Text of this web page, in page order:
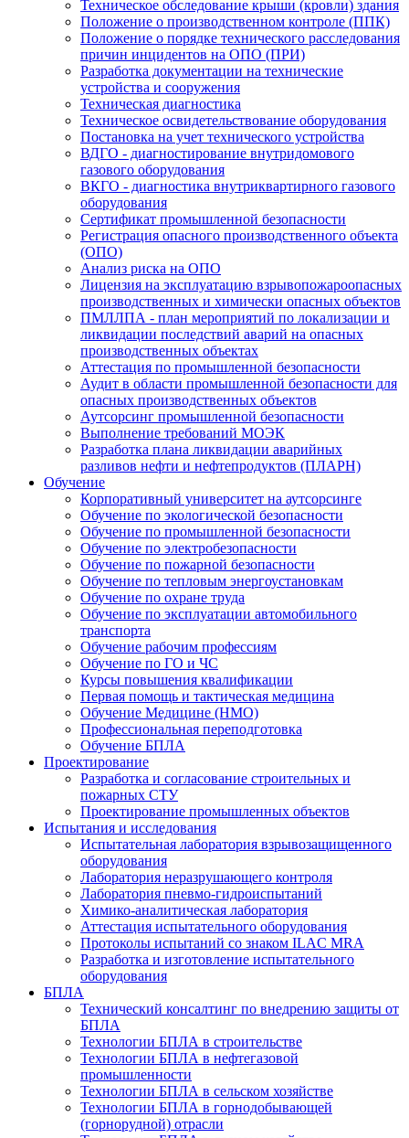
Техническое обследование крыши (кровли) здания
Положение о производственном контроле (ППК)
Положение о порядке технического расследования
причин инцидентов на ОПО (ПРИ)
Разработка документации на технические
устройства и сооружения
Техническая диагностика
Техническое освидетельствование оборудования
Постановка на учет технического устройства
ВДГО - диагностирование внутридомового
газового оборудования
ВКГО - диагностика внутриквартирного газового
оборудования
Сертификат промышленной безопасности
Регистрация опасного производственного объекта
(ОПО)
Анализ риска на ОПО
Лицензия на эксплуатацию взрывопожароопасных
производственных и химически опасных объектов
ПМЛЛПА - план мероприятий по локализации и
ликвидации последствий аварий на опасных
производственных объектах
Аттестация по промышленной безопасности
Аудит в области промышленной безопасности для
опасных производственных объектов
Аутсорсинг промышленной безопасности
Выполнение требований МОЭК
Разработка плана ликвидации аварийных
разливов нефти и нефтепродуктов (ПЛАРН)
Обучение
Корпоративный университет на аутсорсинге
Обучение по экологической безопасности
Обучение по промышленной безопасности
Обучение по электробезопасности
Обучение по пожарной безопасности
Обучение по тепловым энергоустановкам
Обучение по охране труда
Обучение по эксплуатации автомобильного
транспорта
Обучение рабочим профессиям
Обучение по ГО и ЧС
Курсы повышения квалификации
Первая помощь и тактическая медицина
Обучение Медицине (НМО)
Профессиональная переподготовка
Обучение БПЛА
Проектирование
Разработка и согласование строительных и
пожарных СТУ
Проектирование промышленных объектов
Испытания и исследования
Испытательная лаборатория взрывозащищенного
оборудования
Лаборатория неразрушающего контроля
Лаборатория пневмо-гидроиспытаний
Химико-аналитическая лаборатория
Аттестация испытательного оборудования
Протоколы испытаний со знаком ILAC MRA
Разработка и изготовление испытательного
оборудования
БПЛА
Технический консалтинг по внедрению защиты от
БПЛА
Технологии БПЛА в строительстве
Технологии БПЛА в нефтегазовой
промышленности
Технологии БПЛА в сельском хозяйстве
Технологии БПЛА в горнодобывающей
(горнорудной) отрасли